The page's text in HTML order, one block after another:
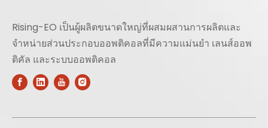
Rising-EO เป็นผู้ผลิตขนาดใหญ่ที่ผสมผสานการผลิตและ
จำหน่ายส่วนประกอบออพติคอลที่มีความแม่นยำ เลนส์ออพ
ติคัล และระบบออพติคอล